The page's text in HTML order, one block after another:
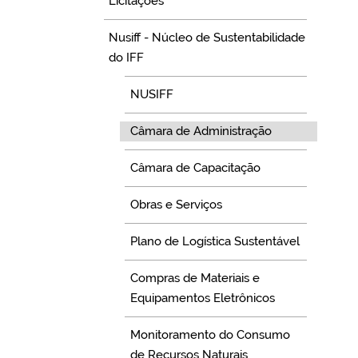
Nusiff - Núcleo de Sustentabilidade
do IFF
NUSIFF
Câmara de Administração
Câmara de Capacitação
Obras e Serviços
Plano de Logística Sustentável
Compras de Materiais e
Equipamentos Eletrônicos
Monitoramento do Consumo
de Recursos Naturais